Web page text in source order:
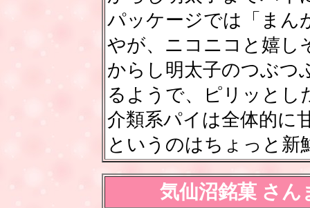
パッケージでは「まん
やが、ニコニコと嬉し
からし明太子のつぶつ
るようで、ピリッとし
介類系パイは全体的に
というのはちょっと新
気仙沼銘菓 さん